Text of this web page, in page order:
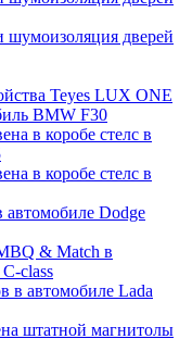
шумоизоляция дверей
Teyes LUX ONE
BMW F30
в коробе стелс в
в коробе стелс в
автомобиле Dodge
& Match в
class
в автомобиле Lada
штатной магнитолы